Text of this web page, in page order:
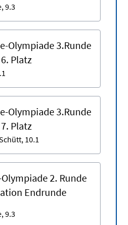
9.3
Olympiade 3.Runde
Platz
Olympiade 3.Runde
Platz
10.1
2. Runde
Endrunde
9.3